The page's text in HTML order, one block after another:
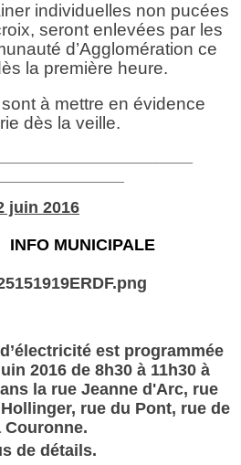
individuelles non pucées
seront enlevées par les
d’Agglomération ce
la première heure.
à mettre en évidence
dès la veille.
juin 2016
INFO MUNICIPALE
est programmée
2016 de 8h30 à 11h30 à
la rue Jeanne d'Arc, rue
rue du Pont, rue de
Couronne.
de détails.